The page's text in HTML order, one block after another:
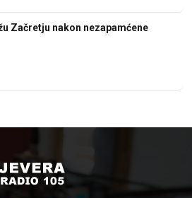
Začretju nakon nezapamćene